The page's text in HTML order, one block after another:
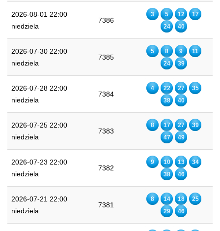
2026-08-01 22:00
niedziela
7386
3 5 12
17
24
40
2026-07-30 22:00
niedziela
7385
5 8 9
11
24
39
2026-07-28 22:00
niedziela
7384
4 22 27
35
38
40
2026-07-25 22:00
niedziela
7383
8 17 27
39
47
49
2026-07-23 22:00
niedziela
7382
9 10 13
34
38
46
2026-07-21 22:00
niedziela
7381
8 14 18
25
29
46